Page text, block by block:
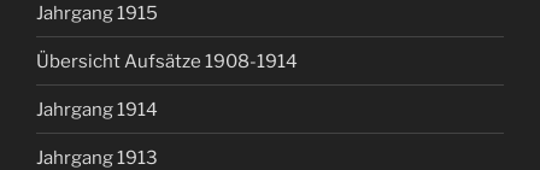
Jahrgang 1915
Übersicht Aufsätze 1908-1914
Jahrgang 1914
Jahrgang 1913